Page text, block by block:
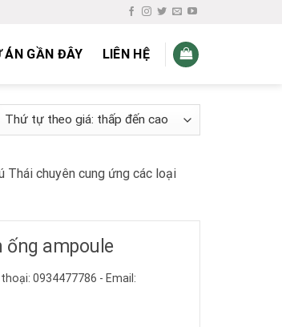
ÁN GẦN ĐÂY LIÊN HỆ
Thái chuyên cung ứng các loại
ống ampoule
0934477786 - Email: